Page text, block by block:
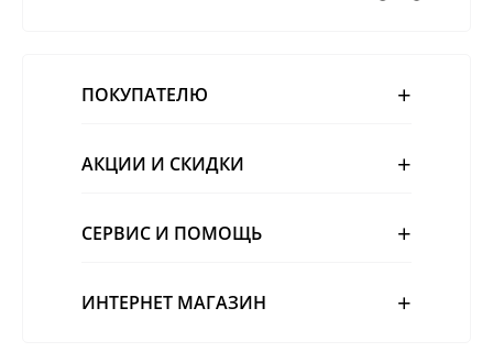
ПОКУПАТЕЛЮ
АКЦИИ И СКИДКИ
СЕРВИС И ПОМОЩЬ
ИНТЕРНЕТ МАГАЗИН